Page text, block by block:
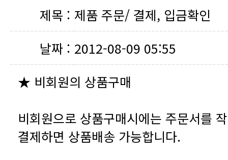
제목 : 제품 주문/ 결제, 입금확인
날짜 : 2012-08-09 05:55
★ 비회원의 상품구매
결제하면 상품배송 가능합니다.